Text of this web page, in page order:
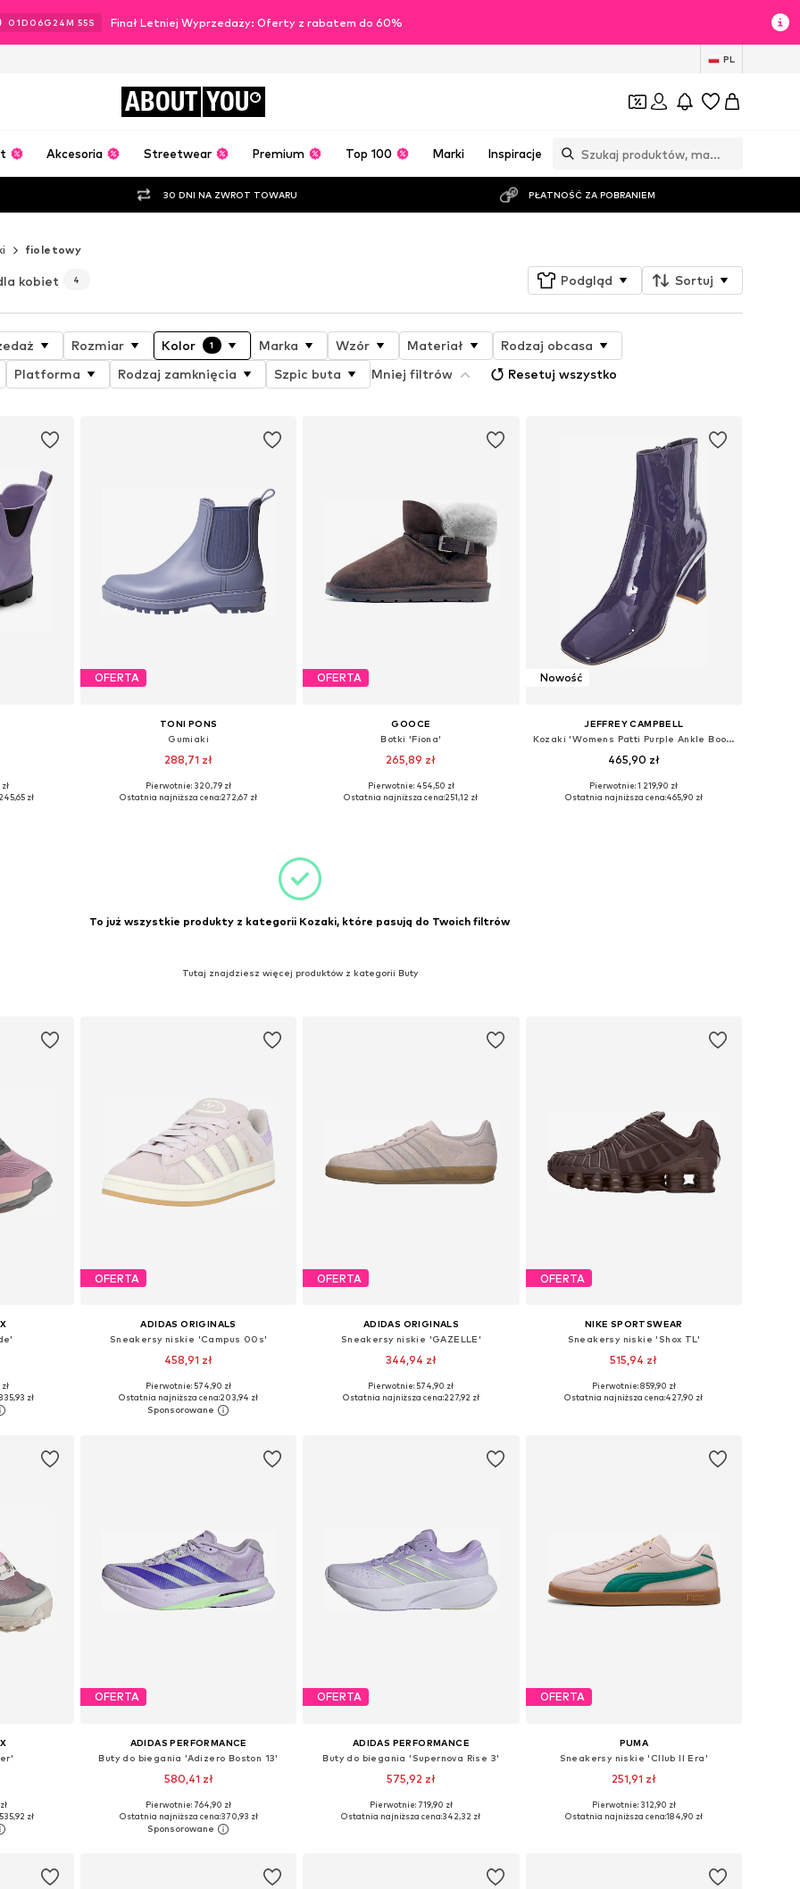
01D 06G 24M 53S Finał Letniej Wyprzedaży: Oferty z rabatem do 60%
PL
ABOUT YOU
Akcesoria Streetwear Premium Top 100 Marki Inspiracje
30 DNI NA ZWROT TOWARU PŁATNOŚĆ ZA POBRANIEM
fioletowy
kobiet 4 Podgląd Sortuj
Rozmiar Kolor 1 Marka Wzór Materiał
Rodzaj obcasa
Platforma
Rodzaj zamknięcia Szpic buta Mniej filtrów Resetuj wszystko
zł
OFERTA
TONI PONS
Gumiaki
288,71 zł
Dostępne rozmiary: 36, 37, 38, 39, 40, 42
Pierwotnie: 320,79 zł
Ostatnia najniższa cena:272,67 zł
OFERTA
GOOCE
Botki 'Fiona'
265,89 zł
Dostępne rozmiary: 39
Pierwotnie: 454,50 zł
Ostatnia najniższa cena:251,12 zł
Nowość
JEFFREY CAMPBELL
Kozaki 'Womens Patti Purple Ankle Boots'
465,90 zł
Dostępne rozmiary: 36
Pierwotnie: 1 219,90 zł
Ostatnia najniższa cena:465,90 zł
To już wszystkie produkty z kategorii Kozaki, które pasują do Twoich filtrów
Tutaj znajdziesz więcej produktów z kategorii Buty
zł
OFERTA
ADIDAS ORIGINALS
Sneakersy niskie 'Campus 00s'
458,91 zł
Dostępne w różnych rozmiarach
Dodaj do koszyka
Pierwotnie: 574,90 zł
Ostatnia najniższa cena:203,94 zł
OFERTA
ADIDAS ORIGINALS
Sneakersy niskie 'GAZELLE'
344,94 zł
Dostępne w różnych rozmiarach
Pierwotnie: 574,90 zł
Ostatnia najniższa cena:227,92 zł
OFERTA
NIKE SPORTSWEAR
Sneakersy niskie 'Shox TL'
515,94 zł
Dostępne rozmiary: 36,5, 37,5, 40, 42
Pierwotnie: 859,90 zł
Ostatnia najniższa cena:427,90 zł
zł
OFERTA
ADIDAS PERFORMANCE
Buty do biegania 'Adizero Boston 13'
580,41 zł
+7
Dostępne w różnych rozmiarach
Dodaj do koszyka
Pierwotnie: 764,90 zł
Ostatnia najniższa cena:370,93 zł
OFERTA
ADIDAS PERFORMANCE
Buty do biegania 'Supernova Rise 3'
575,92 zł
+4
Dostępne w różnych rozmiarach
Pierwotnie: 719,90 zł
Ostatnia najniższa cena:342,32 zł
OFERTA
PUMA
Sneakersy niskie 'Cllub II Era'
251,91 zł
+2
Dostępne w różnych rozmiarach
Pierwotnie: 312,90 zł
Ostatnia najniższa cena:184,90 zł